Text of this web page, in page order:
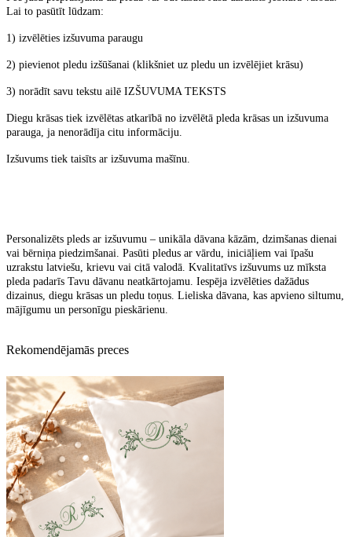
Lai to pasūtīt lūdzam:
1) izvēlēties izšuvuma paraugu
2) pievienot pledu izšūšanai (klikšniet uz pledu un izvēlējiet krāsu)
3) norādīt savu tekstu ailē IZŠUVUMA TEKSTS
Diegu krāsas tiek izvēlētas atkarībā no izvēlētā pleda krāsas un izšuvuma
parauga, ja nenorādīja citu informāciju.
Izšuvums tiek taisīts ar izšuvuma mašīnu.
Personalizēts pleds ar izšuvumu – unikāla dāvana kāzām, dzimšanas dienai
vai bērniņa piedzimšanai. Pasūti pledus ar vārdu, iniciāļiem vai īpašu
uzrakstu latviešu, krievu vai citā valodā. Kvalitatīvs izšuvums uz mīksta
pleda padarīs Tavu dāvanu neatkārtojamu. Iespēja izvēlēties dažādus
dizainus, diegu krāsas un pledu toņus. Lieliska dāvana, kas apvieno siltumu,
mājīgumu un personīgu pieskārienu.
Rekomendējamās preces